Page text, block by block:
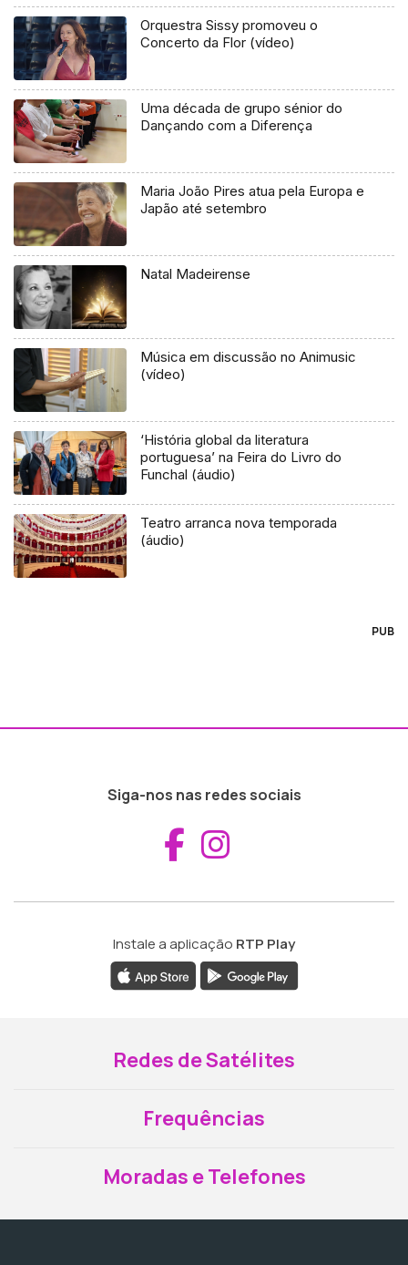
Orquestra Sissy promoveu o
Concerto da Flor (vídeo)
Uma década de grupo sénior do
Dançando com a Diferença
Maria João Pires atua pela Europa e
Japão até setembro
Natal Madeirense
Música em discussão no Animusic
(vídeo)
‘História global da literatura
portuguesa’ na Feira do Livro do
Funchal (áudio)
Teatro arranca nova temporada
(áudio)
PUB
Siga-nos nas redes sociais
Aceder ao
Instale a aplicação RTP Play
Redes de Satélites
Frequências
Moradas e Telefones